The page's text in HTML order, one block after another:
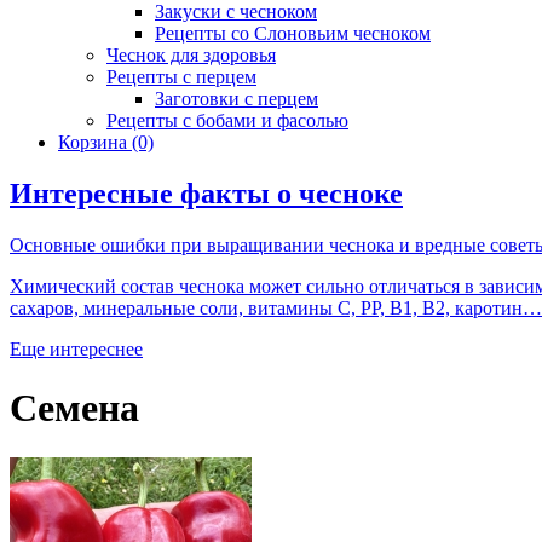
Закуски с чесноком
Рецепты со Слоновьим чесноком
Чеснок для здоровья
Рецепты с перцем
Заготовки с перцем
Рецепты с бобами и фасолью
Корзина (0)
Интересные факты о чесноке
Основные ошибки при выращивании чеснока и вредные
Химический состав чеснока может сильно отличаться в
сахаров, минеральные соли, витамины С, РР, B1, B2, каротин…
Еще интереснее
Семена